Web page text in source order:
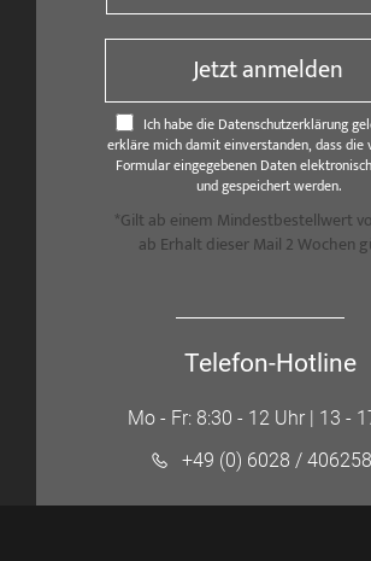
Jetzt anmelden
Ich habe die Datenschutzerklärung
erkläre mich damit einverstanden, dass die
Formular eingegebenen Daten
und gespeichert werden.
*Gilt ab einem Mindestbestellwert
ab Erhalt dieser Mail 2 Wochen
Telefon-Hotline
Mo - Fr: 8:30 - 12 Uhr | 13 -
+49 (0) 6028 /